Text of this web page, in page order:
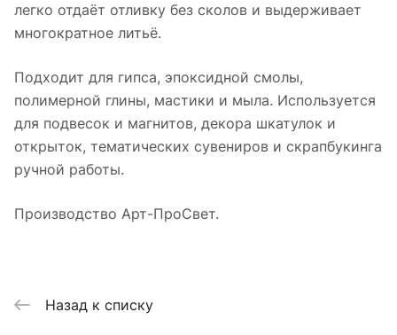
легко отдаёт отливку без сколов и выдерживает
многократное литьё.
Подходит для гипса, эпоксидной смолы,
полимерной глины, мастики и мыла. Используется
для подвесок и магнитов, декора шкатулок и
открыток, тематических сувениров и скрапбукинга
ручной работы.
Производство Арт-ПроСвет.
Назад к списку